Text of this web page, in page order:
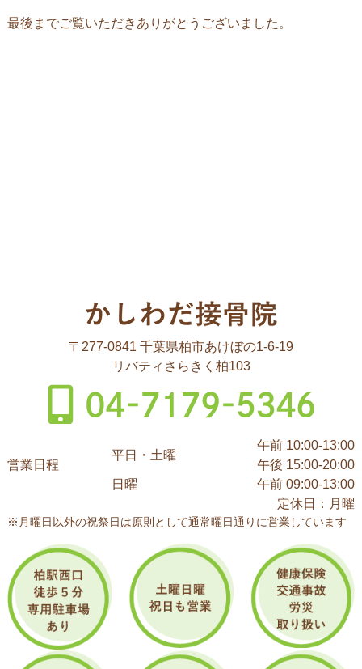
最後までご覧いただきありがとうございました。
〒277-0841 千葉県柏市あけぼの1-6-19
リバティさらきく柏103
営業日程
平日・土曜
午前 10:00-13:00
午後 15:00-20:00
日曜
午前 09:00-13:00
定休日：月曜
※月曜日以外の祝祭日は原則として通常曜日通りに営業しています